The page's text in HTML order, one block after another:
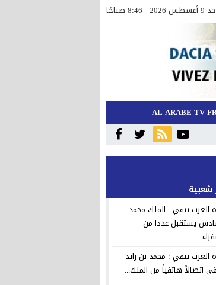
- 8:46 صباحًا
AL ARABE TV
شعبية
العرب تيفي : الملك محمد
يستقبل عددا من
العرب تيفي : محمد بن زايد
اتصالاً هاتفياً من الملك...